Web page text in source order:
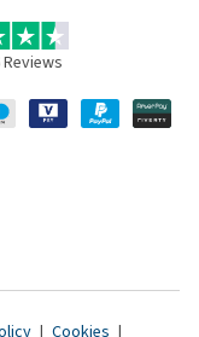
Reviews
| Cookies |